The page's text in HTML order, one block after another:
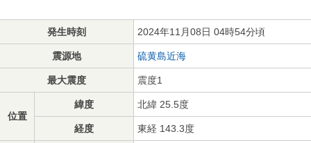
発生時刻 2024年11月08日 04時54分頃
震源地 硫黄島近海
最大震度 震度1
位置
緯度 北緯 25.5度
経度 東経 143.3度